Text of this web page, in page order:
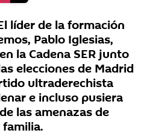
líder de la formación
Pablo Iglesias,
la Cadena SER junto
elecciones de Madrid
ultraderechista
e incluso pusiera
las amenazas de